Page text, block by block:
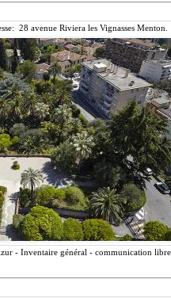
28 avenue Riviera les Vignasses
- Inventaire général - communication